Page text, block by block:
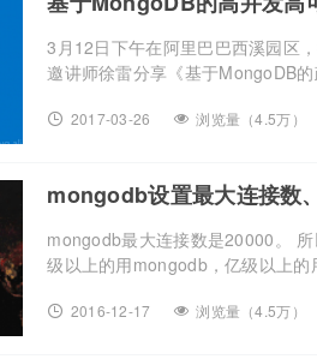
3月12日下午在阿里巴巴西溪园区
邀讲师徐雷分享《基于MongoDB
2017-03-26 浏览量（4.5万）
mongodb设置最大连接数
mongodb最大连接数是20000。
级以上的用mongodb，亿级以上
2016-12-17 浏览量（4.5万）